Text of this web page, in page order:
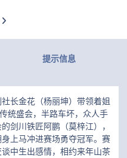
播幻灯片
一张轮播幻灯片
提示信息
长金花（杨丽坤）带领着姐
统盛会，半路车坏，众人手
剑川铁匠阿鹏（莫梓江），
上马冲进赛场勇夺冠军。赛
中生出感情，相约来年山茶